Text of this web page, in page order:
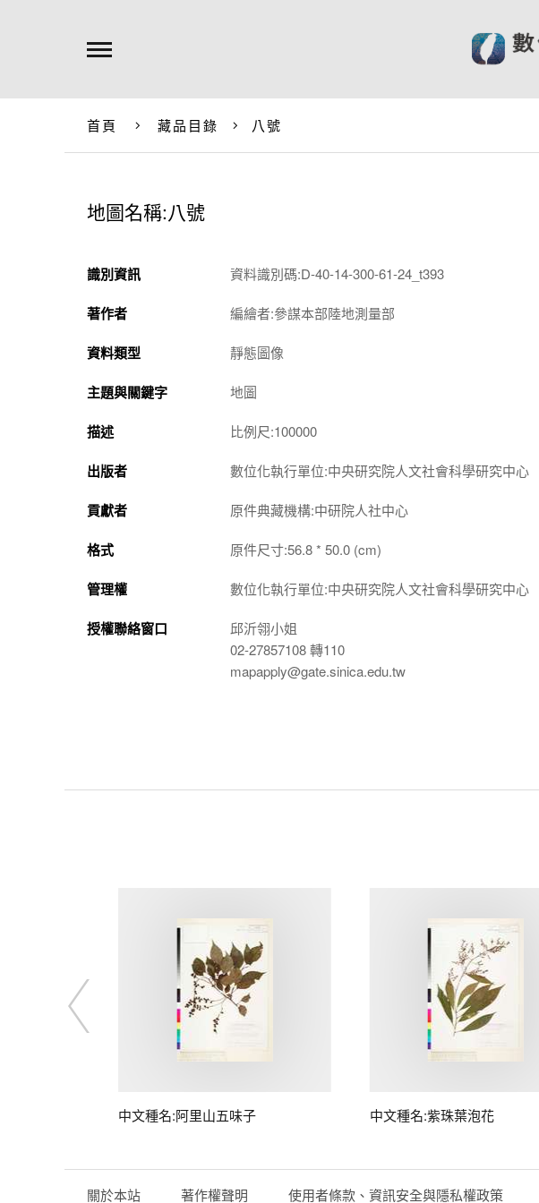
首頁 藏品目錄 八號
地圖名稱:八號
識別資訊 資料識別碼:D-40-14-300-61-24_t393
著作者 編繪者:參謀本部陸地測量部
資料類型 靜態圖像
主題與關鍵字 地圖
描述 比例尺:100000
出版者 數位化執行單位:中央研究院人文社會科學研究中心
貢獻者 原件典藏機構:中研院人社中心
格式 原件尺寸:56.8 * 50.0 (cm)
管理權 數位化執行單位:中央研究院人文社會科學研究中心
授權聯絡窗口
邱沂翎小姐
02-27857108 轉110
mapapply@gate.sinica.edu.tw
中文種名:阿里山五味子 中文種名:紫珠葉泡花
關於本站 著作權聲明 使用者條款、資訊安全與隱私權政策